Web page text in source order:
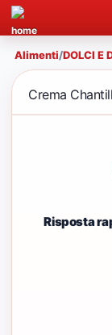
Alimenti/DOLCI E
Crema
Risposta